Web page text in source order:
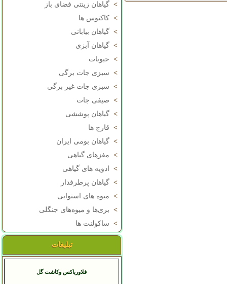
> گیاهان زینتی فضای باز
> کاکتوس ها
> گیاهان بیابانی
> گیاهان آبزی
> حبوبات
> سبزی جات برگی
> سبزی جات غیر برگی
> صیفی جات
> گیاهان پوششی
> قارچ ها
> گیاهان بومی ایران
> مغزهای گیاهی
>
ادویه های گیاهی
> گیاهان پرطرفدار
> میوه های استوایی
> بری‌ها و میوه‌های جنگلی
> ساکولنت ها
تبلیغات
فلاورباکس وکاشت گل